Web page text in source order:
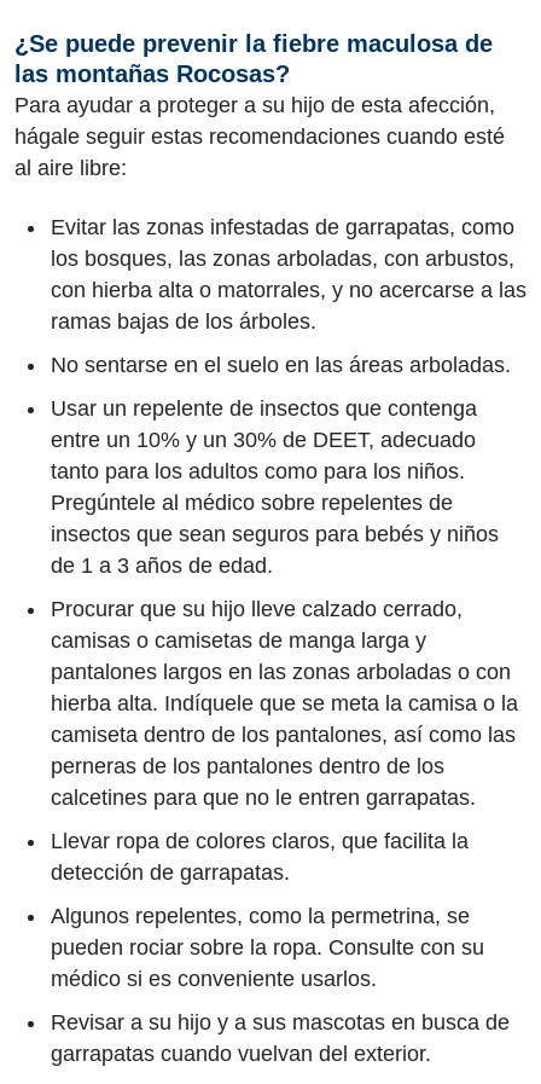
¿Se puede prevenir la fiebre maculosa de
las montañas Rocosas?
Para ayudar a proteger a su hijo de esta afección,
hágale seguir estas recomendaciones cuando esté
al aire libre:
Evitar las zonas infestadas de garrapatas, como
los bosques, las zonas arboladas, con arbustos,
con hierba alta o matorrales, y no acercarse a las
ramas bajas de los árboles.
No sentarse en el suelo en las áreas arboladas.
Usar un repelente de insectos que contenga
entre un 10% y un 30% de DEET, adecuado
tanto para los adultos como para los niños.
Pregúntele al médico sobre repelentes de
insectos que sean seguros para bebés y niños
de 1 a 3 años de edad.
Procurar que su hijo lleve calzado cerrado,
camisas o camisetas de manga larga y
pantalones largos en las zonas arboladas o con
hierba alta. Indíquele que se meta la camisa o la
camiseta dentro de los pantalones, así como las
perneras de los pantalones dentro de los
calcetines para que no le entren garrapatas.
Llevar ropa de colores claros, que facilita la
detección de garrapatas.
Algunos repelentes, como la permetrina, se
pueden rociar sobre la ropa. Consulte con su
médico si es conveniente usarlos.
Revisar a su hijo y a sus mascotas en busca de
garrapatas cuando vuelvan del exterior.